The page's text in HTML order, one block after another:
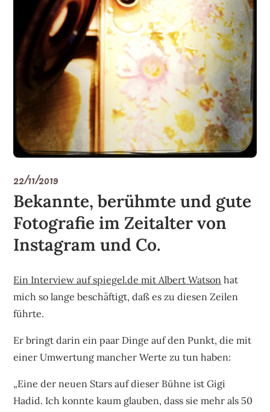
22/11/2019
Bekannte, berühmte und gute
Fotografie im Zeitalter von
Instagram und Co.
Ein Interview auf spiegel.de mit Albert Watson hat
mich so lange beschäftigt, daß es zu diesen Zeilen
führte.
Er bringt darin ein paar Dinge auf den Punkt, die mit
einer Umwertung mancher Werte zu tun haben:
„Eine der neuen Stars auf dieser Bühne ist Gigi
Hadid. Ich konnte kaum glauben, dass sie mehr als 50